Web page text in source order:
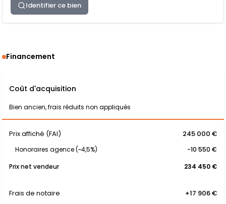
Identifier ce bien
Financement
Coût d'acquisition
Bien ancien, frais réduits non appliqués
Prix affiché (FAI) 245 000 €
Honoraires agence (~4,5%)
-10 550 €
Prix net vendeur
234 450 €
Frais de notaire +17 906 €